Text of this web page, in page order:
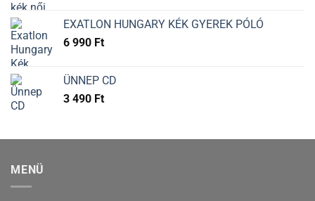
EXATLON HUNGARY KÉK GYEREK PÓLÓ
6 990 Ft
ÜNNEP CD
3 490 Ft
MENÜ